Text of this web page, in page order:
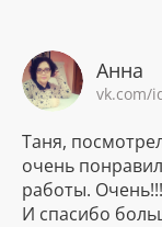
Анна
vk.com/
Таня,
очень
работы.
И спасибо